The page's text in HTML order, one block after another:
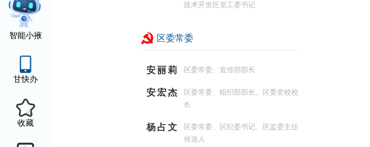
智能小掖
甘快办
收藏
技术开发区党工委书记
区委常委
安丽莉 区委常委、宣传部部长
安宏杰
区委常委、组织部部长、区委党校校
长
杨占文
区委常委、区纪委书记、区监委主任
候选人